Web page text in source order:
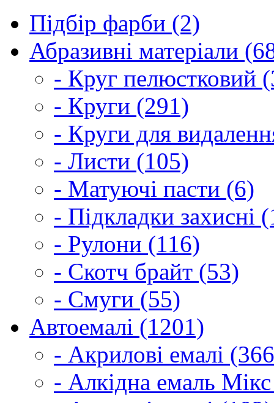
Підбір фарби (2)
Абразивні матеріали
- Круг пелюстковий
- Круги (291)
- Круги для
- Листи (105)
- Матуючі пасти (6)
- Підкладки захисні
- Рулони (116)
- Скотч брайт (53)
- Смуги (55)
Автоемалі (1201)
- Акрилові емалі
- Алкідна емаль